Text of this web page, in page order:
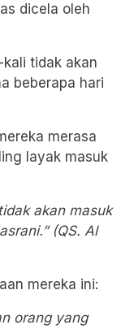
dicela oleh
kali tidak akan
beberapa hari
merasa
layak masuk
akan masuk
(QS. Al
mereka ini:
orang yang